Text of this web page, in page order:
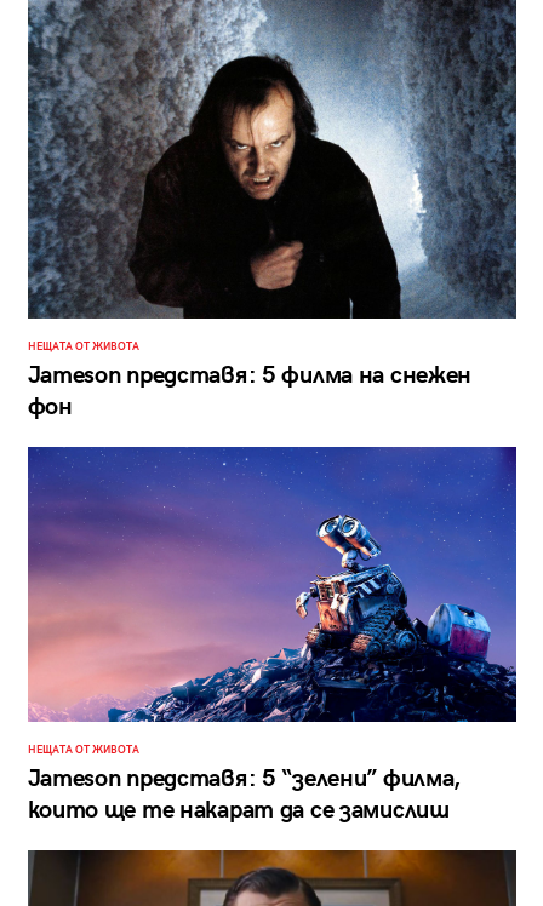
НЕЩАТА ОТ ЖИВОТА
Jameson представя: 5 филма на снежен
фон
НЕЩАТА ОТ ЖИВОТА
Jameson представя: 5 “зелени” филма,
които ще те накарат да се замислиш